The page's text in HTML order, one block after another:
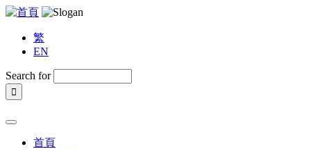
繁
EN
Search for
首頁